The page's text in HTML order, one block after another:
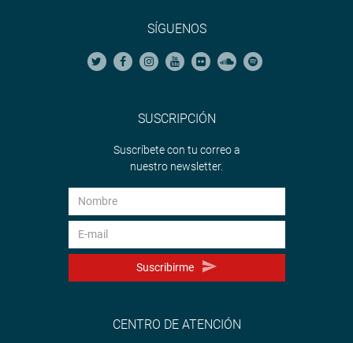
SÍGUENOS
SUSCRIPCIÓN
Suscríbete con tu correo a
nuestro newsletter.
Suscribirme
CENTRO DE ATENCIÓN